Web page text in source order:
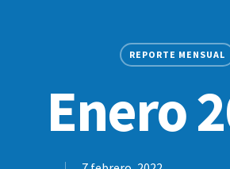
REPORTE MENSUAL
Enero